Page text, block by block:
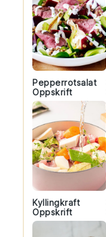
Pepperrotsalat
Oppskrift
Kyllingkraft
Oppskrift